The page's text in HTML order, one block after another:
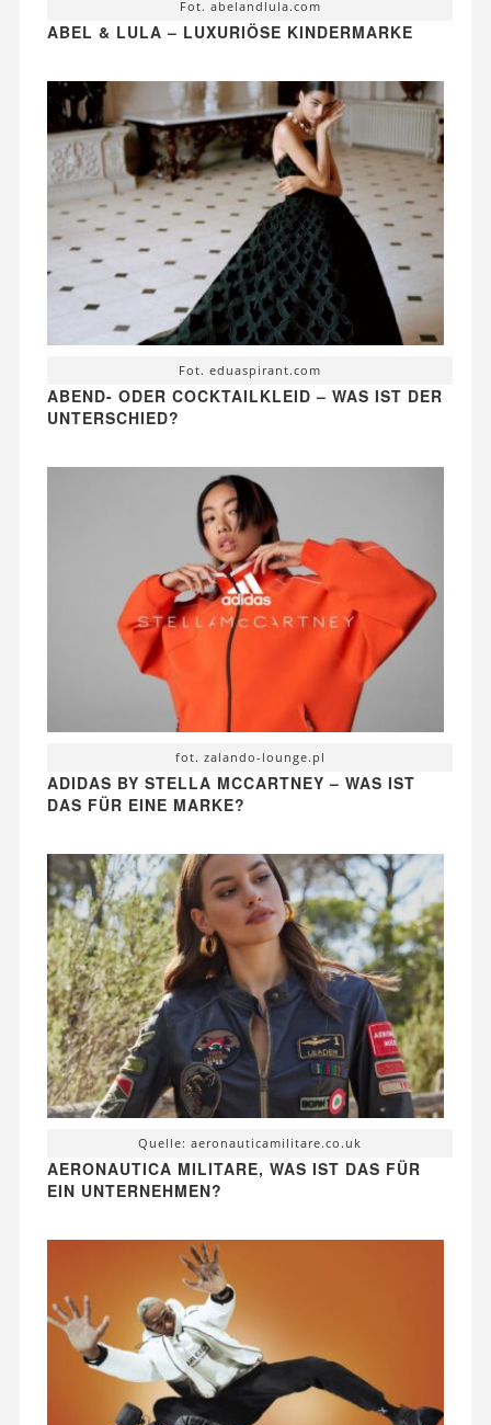
Fot. abelandlula.com
ABEL & LULA – LUXURIÖSE KINDERMARKE
Fot. eduaspirant.com
ABEND- ODER COCKTAILKLEID – WAS IST DER
UNTERSCHIED?
fot. zalando-lounge.pl
ADIDAS BY STELLA MCCARTNEY – WAS IST
DAS FÜR EINE MARKE?
Quelle: aeronauticamilitare.co.uk
AERONAUTICA MILITARE, WAS IST DAS FÜR
EIN UNTERNEHMEN?